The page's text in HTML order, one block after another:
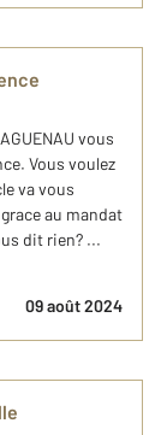
vous
Vous voulez
va vous
au mandat
dit rien? ...
09 août 2024